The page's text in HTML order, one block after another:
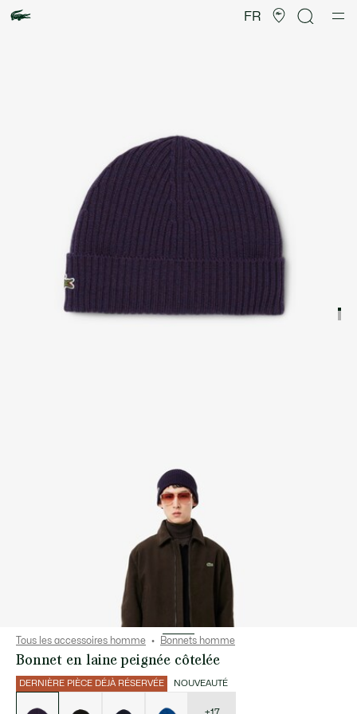
FR
d’images
produit
Tous les accessoires homme Bonnets homme
Bonnet en laine peignée côtelée
DERNIÈRE PIÈCE DÉJÀ RÉSERVÉE NOUVEAUTÉ
déclinaisons